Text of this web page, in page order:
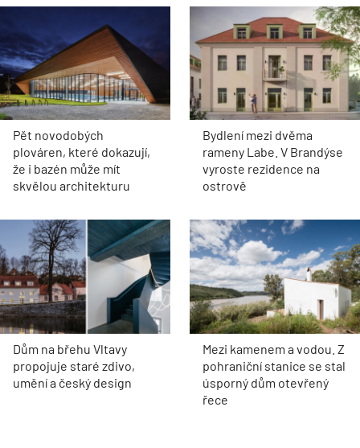
Pět novodobých
plováren, které dokazují,
že i bazén může mít
skvělou architekturu
Bydlení mezi dvěma
rameny Labe. V Brandýse
vyroste rezidence na
ostrově
Dům na břehu Vltavy
propojuje staré zdivo,
umění a český design
Mezi kamenem a vodou. Z
pohraniční stanice se stal
úsporný dům otevřený
řece